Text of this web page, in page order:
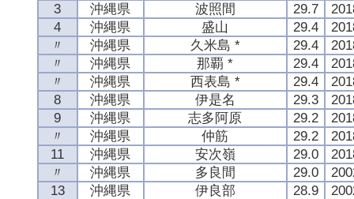
3
沖縄県 波照間 29.7
4
沖縄県 盛山 29.4
〃
沖縄県 久米島 * 29.4
〃
沖縄県 那覇 * 29.4
〃
沖縄県 西表島 * 29.4
8
沖縄県 伊是名 29.3
9
沖縄県 志多阿原 29.2
〃
沖縄県 仲筋 29.2
11
沖縄県 安次嶺 29.0
〃
沖縄県 多良間 29.0
13
沖縄県 伊良部 28.9